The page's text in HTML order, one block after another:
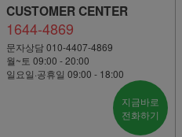
CUSTOMER CENTER
1644-4869
문자상담 010-4407-4869
월~토 09:00 - 20:00
일요일·공휴일 09:00 - 18:00
지금바로
전화하기